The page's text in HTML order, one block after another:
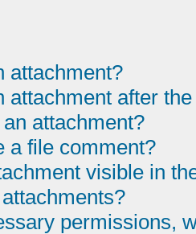
attachment?
attachment after
attachment?
a file comment?
visible in
permissions,